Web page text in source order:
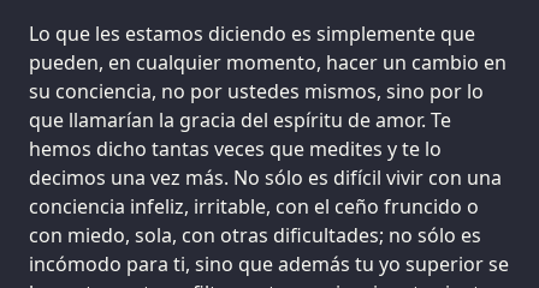
Lo que les estamos diciendo es simplemente que
pueden, en cualquier momento, hacer un cambio en
su conciencia, no por ustedes mismos, sino por lo
que llamarían la gracia del espíritu de amor. Te
hemos dicho tantas veces que medites y te lo
decimos una vez más. No sólo es difícil vivir con una
conciencia infeliz, irritable, con el ceño fruncido o
con miedo, sola, con otras dificultades; no sólo es
incómodo para ti, sino que además tu yo superior se